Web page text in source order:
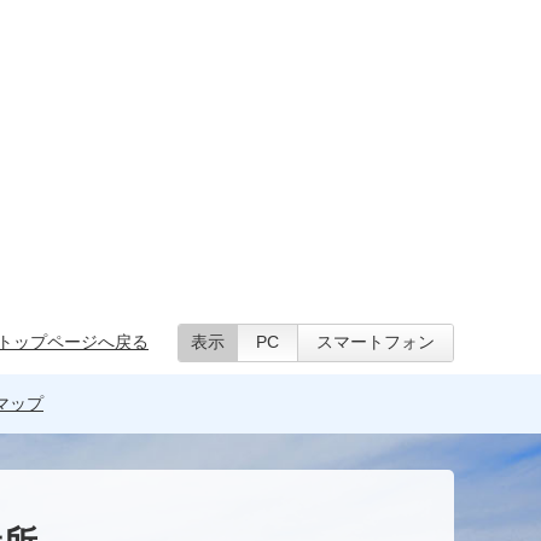
ップページへ戻る 表示 PC スマートフォン
ップ